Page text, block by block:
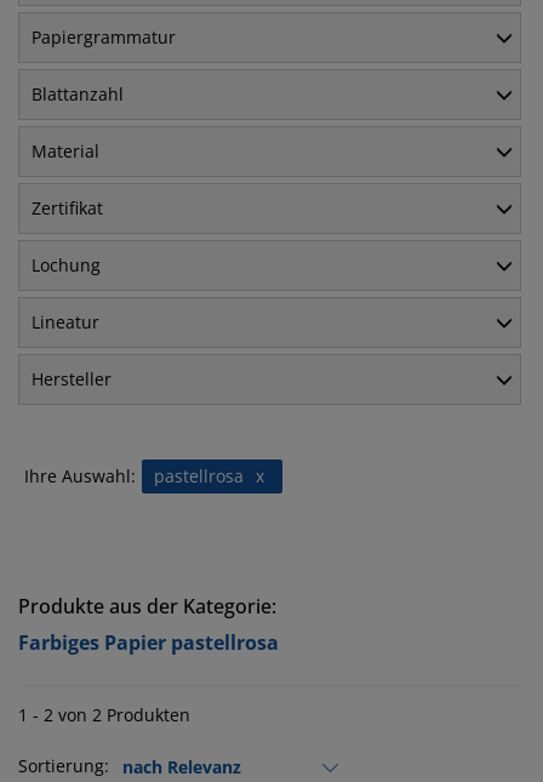
Papiergrammatur
Blattanzahl
Material
Zertifikat
Lochung
Lineatur
Hersteller
Ihre Auswahl: x
pastellrosa
Produkte aus der Kategorie:
Farbiges Papier pastellrosa
1 - 2 von 2 Produkten
Sortierung: